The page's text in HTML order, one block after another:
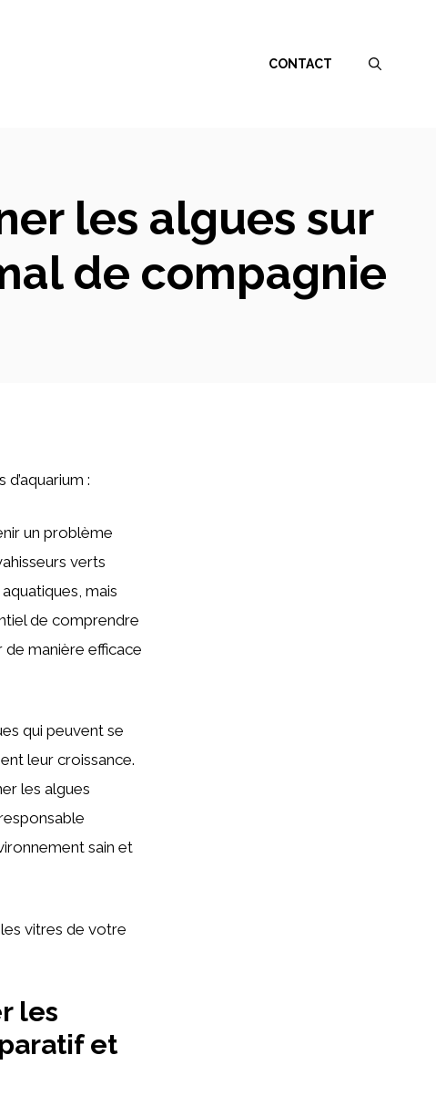
CONTACT
les algues sur
de compagnie
:
un problème
verts
mais
de comprendre
de manière efficace
qui peuvent se
leur croissance.
les algues
sain et
vitres de votre
les
et